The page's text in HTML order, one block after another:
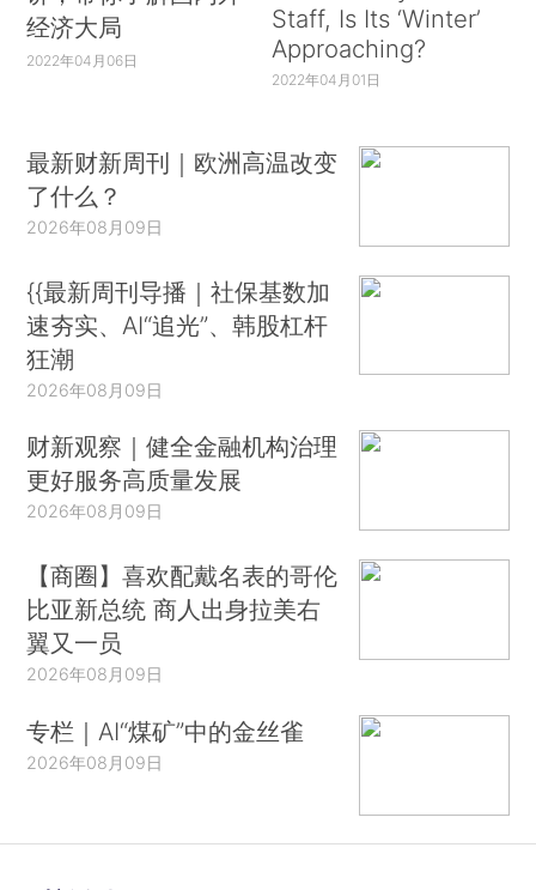
经济大局
2022年04月06日
Staff, Is Its ‘Winter’
Approaching?
2022年04月01日
最新财新周刊｜欧洲高温改变
了什么？
2026年08月09日
{{最新周刊导播｜社保基数加
速夯实、AI“追光”、韩股杠杆
狂潮
2026年08月09日
财新观察｜健全金融机构治理
更好服务高质量发展
2026年08月09日
【商圈】喜欢配戴名表的哥伦
比亚新总统 商人出身拉美右
翼又一员
2026年08月09日
专栏｜AI“煤矿”中的金丝雀
2026年08月09日